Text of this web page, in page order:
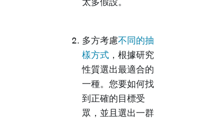
多方考慮不同的抽
樣方式 ，根據研究
性質選出最適合的
一種。您要如何找
到正確的目標受
眾，並且選出一群